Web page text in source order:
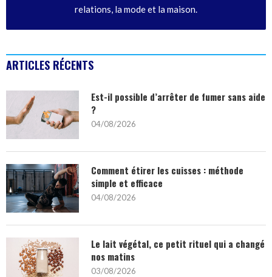
relations, la mode et la maison.
ARTICLES RÉCENTS
Est-il possible d’arrêter de fumer sans aide
?
04/08/2026
Comment étirer les cuisses : méthode
simple et efficace
04/08/2026
Le lait végétal, ce petit rituel qui a changé
nos matins
03/08/2026